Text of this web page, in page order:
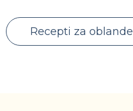
Recepti za oblande